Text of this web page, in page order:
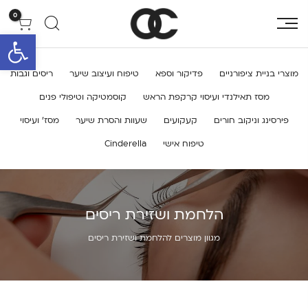
פתח
0
מוצרי בניית ציפורניים פדיקור וספא טיפוח ועיצוב שיער ריסים וגבות
מסז תאילנדי ועיסוי קרקפת הראש קוסמטיקה וטיפולי פנים
פירסינג וניקוב חורים קעקועים שעוות והסרת שיער מסז’ ועיסוי
טיפוח אישי Cinderella
הלחמת ושזירת ריסים
מגוון מוצרים להלחמת ושזירת ריסים